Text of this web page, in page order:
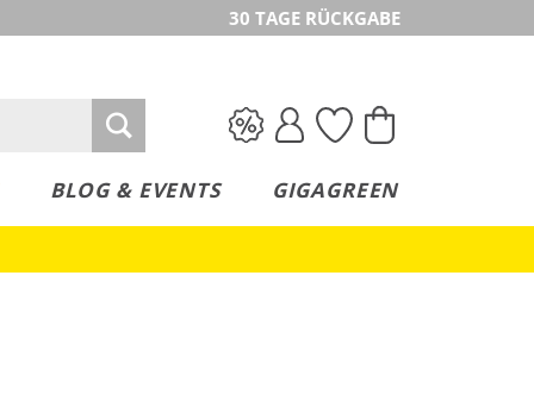
30 TAGE RÜCKGABE
BLOG & EVENTS GIGAGREEN